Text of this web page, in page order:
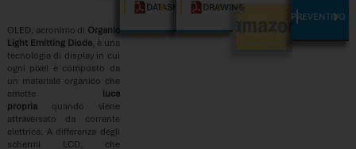
OLED, acronimo di Organic
Light Emitting Diode, è una
tecnologia di display in cui
ogni pixel è composto da
un materiale organico che
emette luce
propria quando viene
attraversato da corrente
elettrica. A differenza degli
schermi LCD, che
DATASHEET
DRAWING
AMAZON
PREVENTIVO